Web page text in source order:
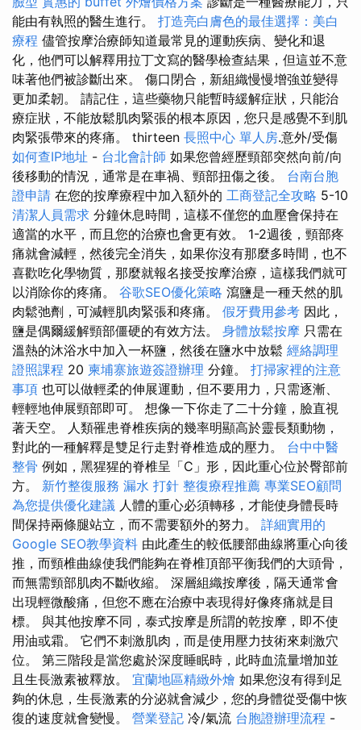
能由有執照的醫生進行。 打造亮白膚色的最佳選擇：美白
療程 儘管按摩治療師知道最常見的運動疾病、變化和退
化，他們可以解釋用拉丁文寫的醫學檢查結果，但這並不意
味著他們被診斷出來。 傷口閉合，新組織慢慢增強並變得
更加柔韌。 請記住，這些藥物只能暫時緩解症狀，只能治
療症狀，不能放鬆肌肉緊張的根本原因，您只是感覺不到肌
肉緊張帶來的疼痛。 thirteen 長照中心 單人房.意外/受傷
如何查IP地址 - 台北會計師 如果您曾經歷頸部突然向前/向
後移動的情況，通常是在車禍、頸部扭傷之後。 台南台胞
證申請 在您的按摩療程中加入額外的 工商登記全攻略 5-10
清潔人員需求 分鐘休息時間，這樣不僅您的血壓會保持在
適當的水平，而且您的治療也會更有效。 1-2週後，頸部疼
痛就會減輕，然後完全消失，如果你沒有那麼多時間，也不
喜歡吃化學物質，那麼就報名接受按摩治療，這樣我們就可
以消除你的疼痛。 谷歌SEO優化策略 瀉鹽是一種天然的肌
肉鬆弛劑，可減輕肌肉緊張和疼痛。 假牙費用參考 因此，
鹽是偶爾緩解頸部僵硬的有效方法。 身體放鬆按摩 只需在
溫熱的沐浴水中加入一杯鹽，然後在鹽水中放鬆 經絡調理
證照課程 20 柬埔寨旅遊簽證辦理 分鐘。 打掃家裡的注意
事項 也可以做輕柔的伸展運動，但不要用力，只需逐漸、
輕輕地伸展頸部即可。 想像一下你走了二十分鐘，臉直視
著天空。 人類罹患脊椎疾病的幾率明顯高於靈長類動物，
對此的一種解釋是雙足行走對脊椎造成的壓力。 台中中醫
整骨 例如，黑猩猩的脊椎呈「C」形，因此重心位於臀部前
方。 新竹整復服務 漏水 打針 整復療程推薦 專業SEO顧問
為您提供優化建議 人體的重心必須轉移，才能使身體長時
間保持兩條腿站立，而不需要額外的努力。 詳細實用的
Google SEO教學資料 由此產生的較低腰部曲線將重心向後
推，而頸椎曲線使我們能夠在脊椎頂部平衡我們的大頭骨，
而無需頸部肌肉不斷收縮。 深層組織按摩後，隔天通常會
出現輕微酸痛，但您不應在治療中表現得好像疼痛就是目
標。 與其他按摩不同，泰式按摩是所謂的乾按摩，即不使
用油或霜。 它們不刺激肌肉，而是使用壓力技術來刺激穴
位。 第三階段是當您處於深度睡眠時，此時血流量增加並
且生長激素被釋放。 宜蘭地區精緻外燴 如果您沒有得到足
夠的休息，生長激素的分泌就會減少，您的身體從受傷中恢
復的速度就會變慢。 營業登記 冷/氣流 台胞證辦理流程 -